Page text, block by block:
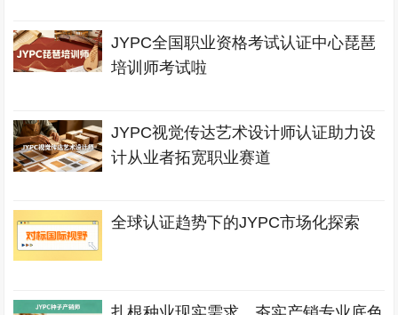
JYPC全国职业资格考试认证中心琵琶
培训师考试啦
JYPC视觉传达艺术设计师认证助力设
计从业者拓宽职业赛道
全球认证趋势下的JYPC市场化探索